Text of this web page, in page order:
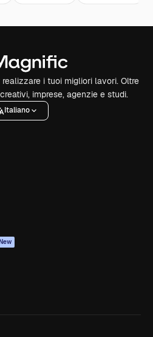
i tuoi migliori lavori. Oltre
imprese, agenzie e studi.
Italiano